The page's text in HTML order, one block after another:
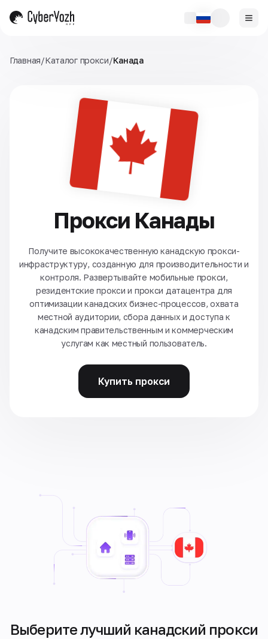
Главная/Каталог прокси/Канада
Прокси Канады
Получите высококачественную канадскую прокси-
инфраструктуру, созданную для производительности и
контроля. Развертывайте мобильные прокси,
резидентские прокси и прокси датацентра для
оптимизации канадских бизнес-процессов, охвата
местной аудитории, сбора данных и доступа к
канадским правительственным и коммерческим
услугам как местный пользователь.
Купить прокси
Выберите лучший канадский прокси